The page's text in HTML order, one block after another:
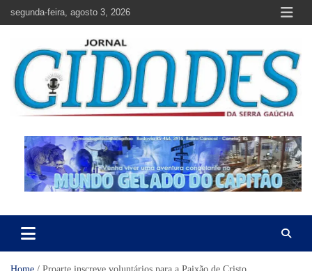
segunda-feira, agosto 3, 2026
Jornal Cidades da Serra Gaúcha